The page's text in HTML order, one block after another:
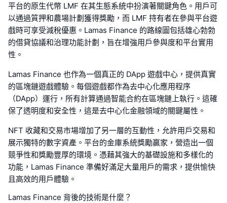
平台的原生代幣 LMF 在其生態系統中扮演著關鍵角色。用戶可
以通過質押和農場計劃獲得獎勵，而 LMF 持有者在參與平台遊
戲時可享受減稅優惠。Lamas Finance 的路線圖包括雄心勃勃
的借貸協議和治理功能計劃，旨在增強用戶參與度和平台實用
性。
Lamas Finance 也作為一個真正的 DApp 遊戲中心，提供真實
的區塊鏈遊戲體驗。每個遊戲都作為去中心化應用程序
（DApp）運行，所有計算通過智能合約在區塊鏈上執行。這確
保了透明度和安全性，這是去中心化金融領域的關鍵屬性。
NFT 收藏和交易市場增加了另一層的互動性，允許用戶交易和
展示獨特的數字資產。平台的金庫系統獎勵贏家，營造出一個
競爭性和獎勵豐厚的環境。憑藉其強大的基礎設施和多樣化的
功能，Lamas Finance 準備好滿足大量用戶的需求，提供愉快
且高效的用戶體驗。
Lamas Finance 背後的技術是什麼？